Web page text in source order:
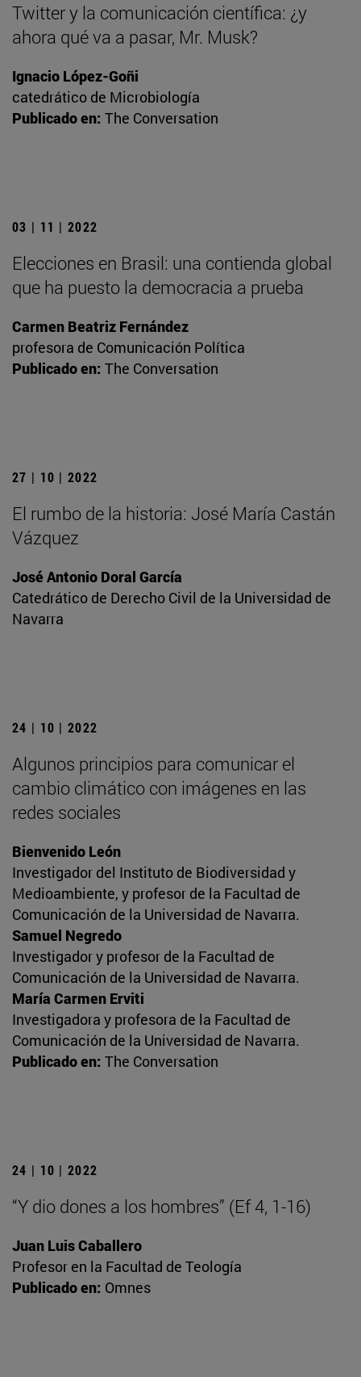
Twitter y la comunicación científica: ¿y
ahora qué va a pasar, Mr. Musk?
Ignacio López-Goñi
catedrático de Microbiología
Publicado en: The Conversation
03 | 11 | 2022
Elecciones en Brasil: una contienda global
que ha puesto la democracia a prueba
Carmen Beatriz Fernández
profesora de Comunicación Política
Publicado en: The Conversation
27 | 10 | 2022
El rumbo de la historia: José María Castán
Vázquez
José Antonio Doral García
Catedrático de Derecho Civil de la Universidad de
Navarra
24 | 10 | 2022
Algunos principios para comunicar el
cambio climático con imágenes en las
redes sociales
Bienvenido León
Investigador del Instituto de Biodiversidad y
Medioambiente, y profesor de la Facultad de
Comunicación de la Universidad de Navarra.
Samuel Negredo
Investigador y profesor de la Facultad de
Comunicación de la Universidad de Navarra.
María Carmen Erviti
Investigadora y profesora de la Facultad de
Comunicación de la Universidad de Navarra.
Publicado en: The Conversation
24 | 10 | 2022
“Y dio dones a los hombres” (Ef 4, 1-16)
Juan Luis Caballero
Profesor en la Facultad de Teología
Publicado en: Omnes